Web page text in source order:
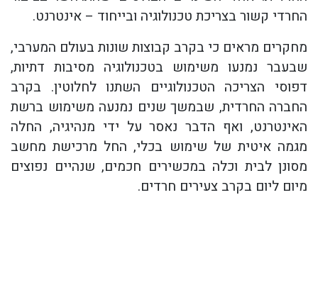
החרדי קשור בצריכת טכנולוגיה ובייחוד – אינטרנט.
מחקרים מראים כי בקרב קבוצות שונות בעולם המערבי,
שבעבר נמנעו משימוש בטכנולוגיה מסיבות דתיות,
דפוסי הצריכה הטכנולוגיים השתנו לחלוטין. בקרב
החברה החרדית, שבמשך שנים נמנעה משימוש ברשת
האינטרנט, ואף הדבר נאסר על ידי מנהיגיה, החלה
מגמה איטית של שימוש בכלי, החל מרכישת מחשב
מסונן לבית וכלה במכשירים חכמים, שנהיים נפוצים
מיום ליום בקרב צעירים חרדים.